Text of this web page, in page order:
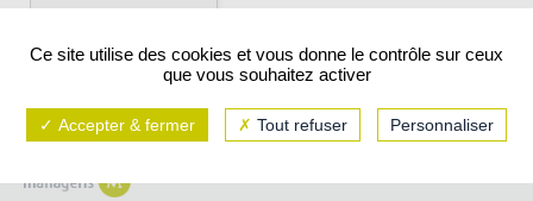
Ce site utilise des cookies et vous donne le contrôle sur ceux
que vous souhaitez activer
Accepter & fermer Tout refuser Personnaliser